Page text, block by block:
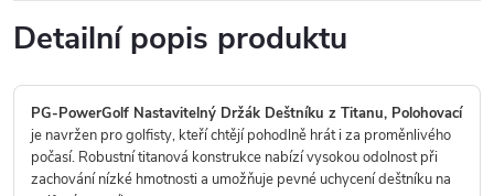
Detailní popis produktu
PG-PowerGolf Nastavitelný Držák Deštníku z Titanu, Polohovací
je navržen pro golfisty, kteří chtějí pohodlně hrát i za proměnlivého
počasí. Robustní titanová konstrukce nabízí vysokou odolnost při
zachování nízké hmotnosti a umožňuje pevné uchycení deštníku na